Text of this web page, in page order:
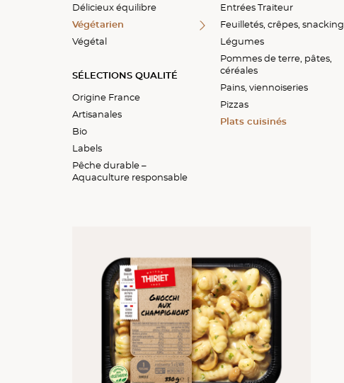
Délicieux équilibre
Végétarien
Végétal
SÉLECTIONS QUALITÉ
Origine France
Artisanales
Bio
Labels
Pêche durable –
Aquaculture responsable
Entrées Traiteur
Feuilletés, crêpes, snacking
Légumes
Pommes de terre, pâtes,
céréales
Pains, viennoiseries
Pizzas
Plats cuisinés